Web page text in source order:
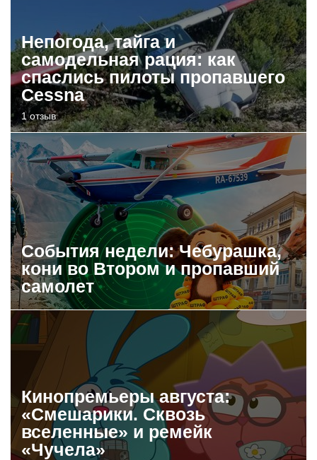
Непогода, тайга и
самодельная рация: как
спаслись пилоты пропавшего
Cessna
1 отзыв
События недели: Чебурашка,
кони во Втором и пропавший
самолет
Кинопремьеры августа:
«Смешарики. Сквозь
вселенные» и ремейк
«Чучела»